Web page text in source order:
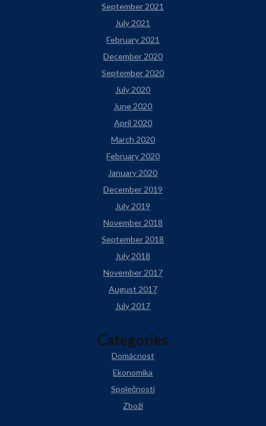
September 2021
July 2021
February 2021
December 2020
September 2020
July 2020
June 2020
April 2020
March 2020
February 2020
January 2020
December 2019
July 2019
November 2018
September 2018
July 2018
November 2017
August 2017
July 2017
Categories
Domácnost
Ekonomika
Společnosti
Zboží